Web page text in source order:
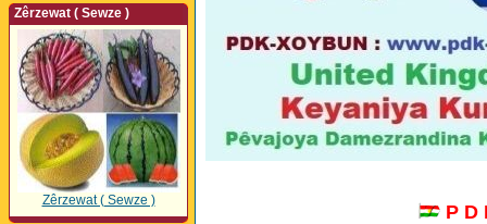
Zêrzewat ( Sewze )
Zêrzewat ( Sewze )
P D